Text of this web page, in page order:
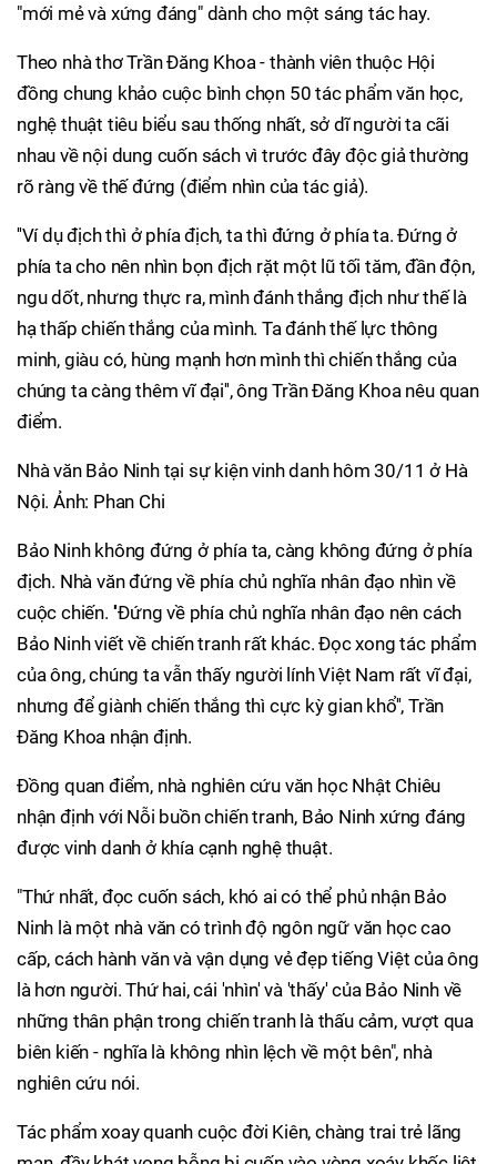
"mới mẻ và xứng đáng" dành cho một sáng tác hay.
Theo nhà thơ Trần Đăng Khoa - thành viên thuộc Hội
đồng chung khảo cuộc bình chọn 50 tác phẩm văn học,
nghệ thuật tiêu biểu sau thống nhất, sở dĩ người ta cãi
nhau về nội dung cuốn sách vì trước đây độc giả thường
rõ ràng về thế đứng (điểm nhìn của tác giả).
''Ví dụ địch thì ở phía địch, ta thì đứng ở phía ta. Đứng ở
phía ta cho nên nhìn bọn địch rặt một lũ tối tăm, đần độn,
ngu dốt, nhưng thực ra, mình đánh thắng địch như thế là
hạ thấp chiến thắng của mình. Ta đánh thế lực thông
minh, giàu có, hùng mạnh hơn mình thì chiến thắng của
chúng ta càng thêm vĩ đại'', ông Trần Đăng Khoa nêu quan
điểm.
Nhà văn Bảo Ninh tại sự kiện vinh danh hôm 30/11 ở Hà
Nội. Ảnh: Phan Chi
Bảo Ninh không đứng ở phía ta, càng không đứng ở phía
địch. Nhà văn đứng về phía chủ nghĩa nhân đạo nhìn về
cuộc chiến. ''Đứng về phía chủ nghĩa nhân đạo nên cách
Bảo Ninh viết về chiến tranh rất khác. Đọc xong tác phẩm
của ông, chúng ta vẫn thấy người lính Việt Nam rất vĩ đại,
nhưng để giành chiến thắng thì cực kỳ gian khổ'', Trần
Đăng Khoa nhận định.
Đồng quan điểm, nhà nghiên cứu văn học Nhật Chiêu
nhận định với Nỗi buồn chiến tranh, Bảo Ninh xứng đáng
được vinh danh ở khía cạnh nghệ thuật.
"Thứ nhất, đọc cuốn sách, khó ai có thể phủ nhận Bảo
Ninh là một nhà văn có trình độ ngôn ngữ văn học cao
cấp, cách hành văn và vận dụng vẻ đẹp tiếng Việt của ông
là hơn người. Thứ hai, cái 'nhìn' và 'thấy' của Bảo Ninh về
những thân phận trong chiến tranh là thấu cảm, vượt qua
biên kiến - nghĩa là không nhìn lệch về một bên", nhà
nghiên cứu nói.
Tác phẩm xoay quanh cuộc đời Kiên, chàng trai trẻ lãng